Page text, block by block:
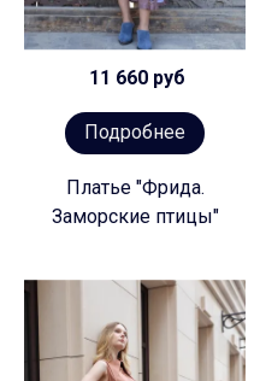
11 660 руб
Подробнее
Платье "Фрида.
Заморские птицы"